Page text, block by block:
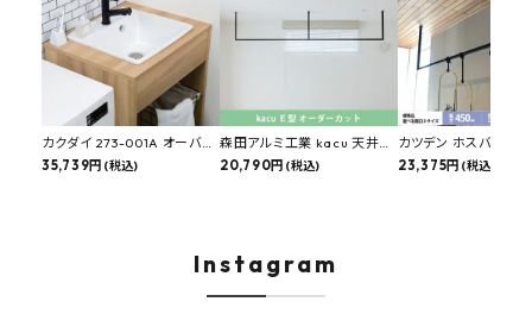
カクダイ 273-001A オーバー
カウンタースロップシンク 選
35,739円 (税込)
森田アルミ工業 kacu 天井付
け物干し E型 サイズオーダー
20,790円 (税込)
カツデン ホスバ 天井
物干し 標準サイズ ス
23,375円 (税込)
Instagram